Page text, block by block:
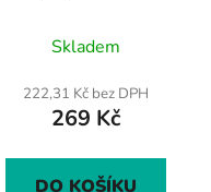
hodnocení
produktu
je
z
Skladem
222,31 Kč bez DPH
269 Kč
DO KOŠÍKU